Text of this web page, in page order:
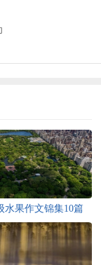
水果作文锦集10篇